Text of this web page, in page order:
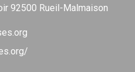
92500 Rueil-Malmaison